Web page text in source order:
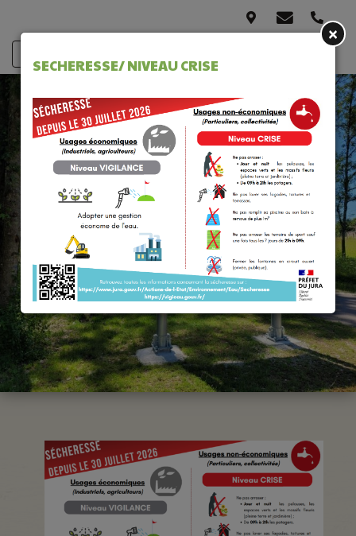
×
SECHERESSE/ NIVEAU CRISE